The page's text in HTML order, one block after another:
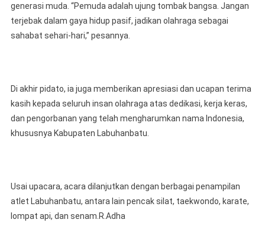
generasi muda. “Pemuda adalah ujung tombak bangsa. Jangan
terjebak dalam gaya hidup pasif, jadikan olahraga sebagai
sahabat sehari-hari,” pesannya.
Di akhir pidato, ia juga memberikan apresiasi dan ucapan terima
kasih kepada seluruh insan olahraga atas dedikasi, kerja keras,
dan pengorbanan yang telah mengharumkan nama Indonesia,
khususnya Kabupaten Labuhanbatu.
Usai upacara, acara dilanjutkan dengan berbagai penampilan
atlet Labuhanbatu, antara lain pencak silat, taekwondo, karate,
lompat api, dan senam.R.Adha